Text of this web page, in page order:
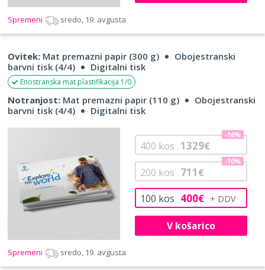
Spremeni sredo, 19. avgusta
Ovitek: Mat premazni papir (300 g)
Obojestranski
barvni tisk (4/4)
Digitalni tisk
Enostranska mat plastifikacija 1/0
Notranjost: Mat premazni papir (110 g)
Obojestranski
barvni tisk (4/4)
Digitalni tisk
100 kos 400€
200 kos 711€
-10%
400 kos 1329€
-16%
V košarico
Spremeni sredo, 19. avgusta